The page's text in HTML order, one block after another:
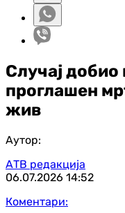
Случај добио
проглашен
жив
Аутор:
АТВ редакција
06.07.2026 14:52
Коментари: